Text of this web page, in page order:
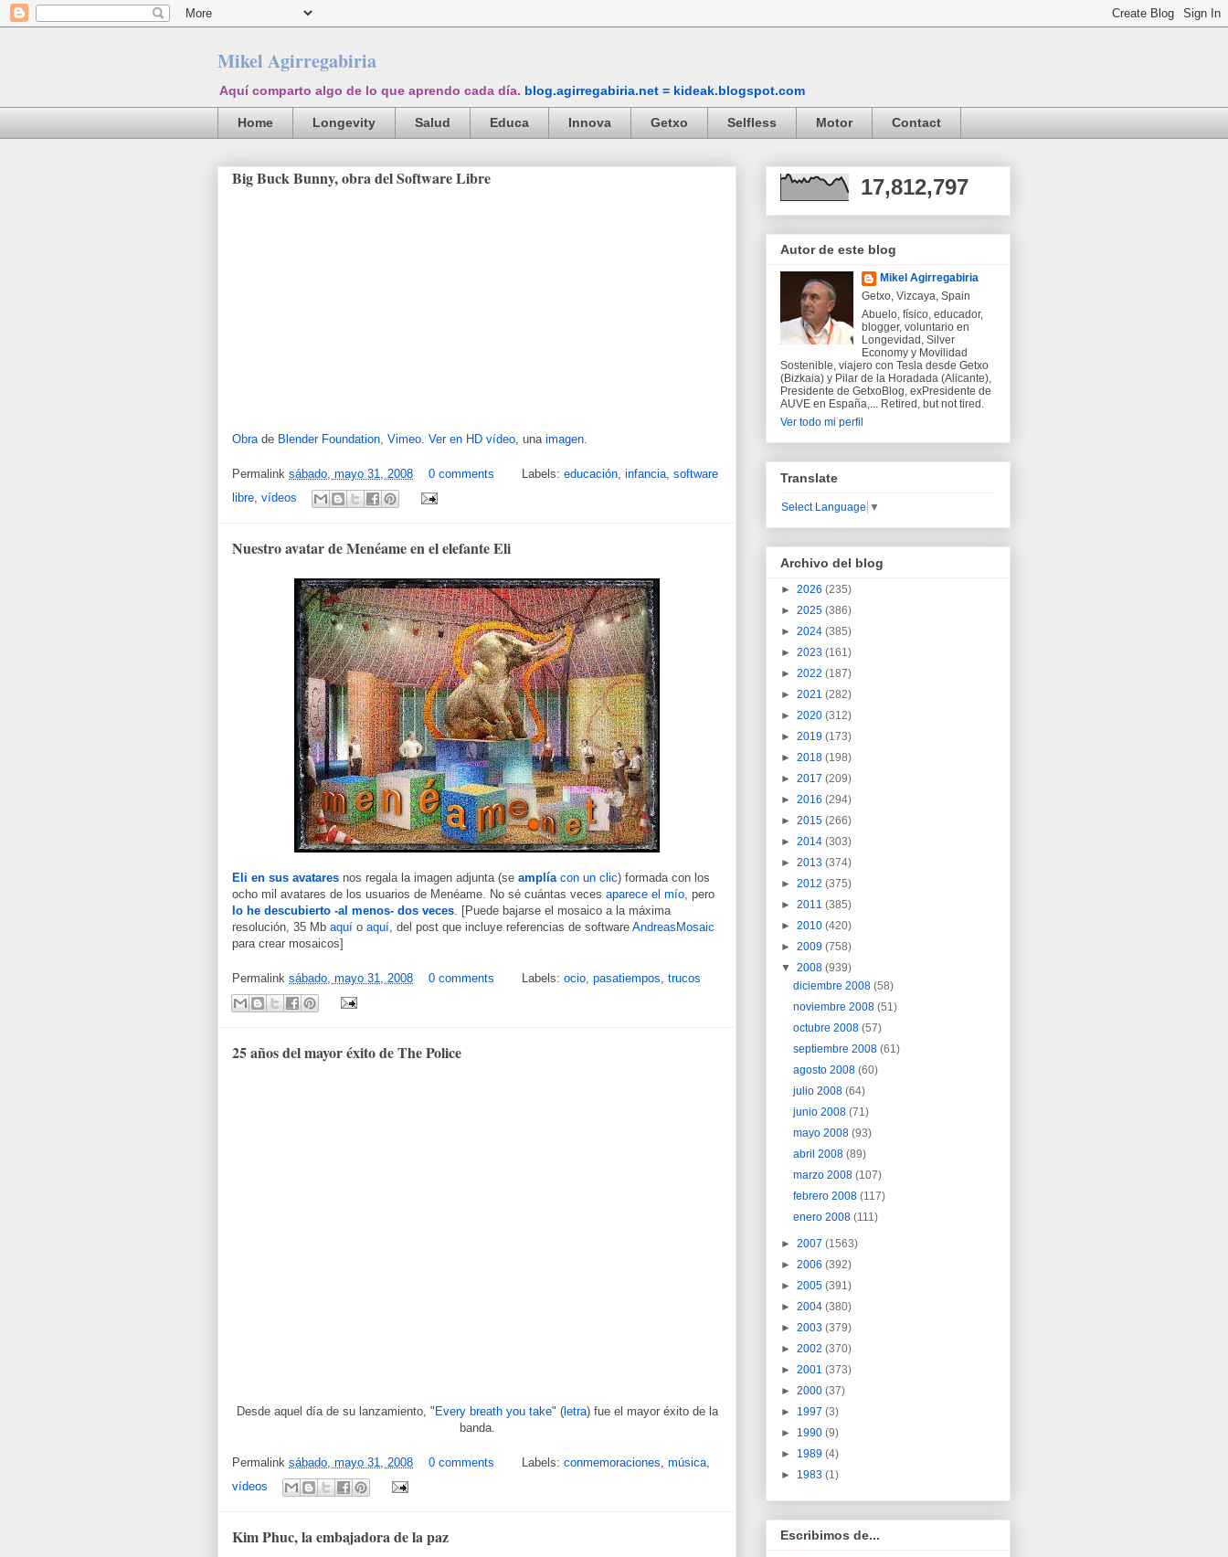
Mikel Agirregabiria
Aquí comparto algo de lo que aprendo cada día. blog.agirregabiria.net = kideak.blogspot.com
Home Longevity Salud Educa Innova Getxo Selfless Motor Contact
Big Buck Bunny, obra del Software Libre
Obra de Blender Foundation Vimeo Ver en HD vídeo , una imagen
Permalink sábado, mayo 31, 2008 0 comments Labels: educación, infancia, software
libre vídeos
Nuestro avatar de Menéame en el elefante Eli
Eli en sus avatares nos regala la imagen adjunta (se amplía con un clic) formada con los
ocho mil avatares de los usuarios de Menéame. No sé cuántas veces aparece el mío , pero
lo he descubierto -al menos- dos veces . [Puede bajarse el mosaico a la máxima
resolución, 35 Mb aquí o aquí , del post que incluye referencias de software AndreasMosaic
para crear mosaicos]
Permalink sábado, mayo 31, 2008 0 comments Labels: ocio, pasatiempos, trucos
25 años del mayor éxito de The Police
Desde aquel día de su lanzamiento, " Every breath you take" (letra) fue el mayor éxito de la
banda.
Permalink sábado, mayo 31, 2008 0 comments Labels: conmemoraciones, música,
vídeos
Kim Phuc, la embajadora de la paz
17,812,797
Autor de este blog
Mikel Agirregabiria
Getxo, Vizcaya, Spain
Abuelo, físico, educador,
blogger, voluntario en
Longevidad, Silver
Economy y Movilidad
Sostenible, viajero con Tesla desde Getxo
(Bizkaia) y Pilar de la Horadada (Alicante),
Presidente de GetxoBlog, exPresidente de
AUVE en España,... Retired, but not tired.
Ver todo mi perfil
Translate
Select Language ▼
Archivo del blog
► 2026 (235)
► 2025 (386)
► 2024 (385)
► 2023 (161)
► 2022 (187)
► 2021 (282)
► 2020 (312)
► 2019 (173)
► 2018 (198)
► 2017 (209)
► 2016 (294)
► 2015 (266)
► 2014 (303)
► 2013 (374)
► 2012 (375)
► 2011 (385)
► 2010 (420)
► 2009 (758)
▼ 2008 (939)
diciembre 2008(58)
noviembre 2008(51)
octubre 2008(57)
septiembre 2008(61)
agosto 2008(60)
julio 2008(64)
junio 2008(71)
mayo 2008(93)
abril 2008(89)
marzo 2008(107)
febrero 2008(117)
enero 2008(111)
► 2007 (1563)
► 2006 (392)
► 2005 (391)
► 2004 (380)
► 2003 (379)
► 2002 (370)
► 2001 (373)
► 2000 (37)
► 1997 (3)
► 1990 (9)
► 1989 (4)
► 1983 (1)
Escribimos de...